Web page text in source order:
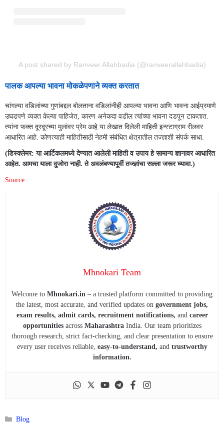
A post shared by Ranveer Allahbadia (@ranveerallahbadia)
पालक आपल्या भावना मोकळेपणाने व्यक्त करतात
चांगल्या वडिलांच्या गुणांबद्दल बोलताना वडिलांनीही आपल्या भावना आणि भावना आईप्रमाणे
उघडपणे व्यक्त केल्या पाहिजेत, कारण अनेकदा वडील त्यांच्या भावना दडपून टाकतात.
त्यांना फक्त दूरदूरच्या मुलांवर प्रेम आहे.या लेखात दिलेली माहिती इन्स्टाग्राम रीलवर
आधारित आहे. कोणत्याही माहितीसाठी नेहमी संबंधित क्षेत्रातील तज्ज्ञाशी संपर्क साधा.
(डिस्क्लेमर: या आर्टिकलमध्ये देण्यात आलेली माहिती व उपाय हे सामान्य ज्ञानावर आधारित
आहेत. आमचा याला दुजोरा नाही. ते अवलंबण्यापूर्वी तज्ज्ञांचा सल्ला जरूर घ्यावा.)
Source
Mhnokari Team
Welcome to Mhnokari.in – a trusted platform committed to providing
the latest, most accurate, and verified updates on government jobs,
exam results, admit cards, recruitment notifications, and career
opportunitiesacross MaharashtraIndia. Our team prioritizes
thorough research, strict fact-checking, and clear presentation to ensure
every user receives reliable, easy-to-understand, andtrustworthy
information.
Categories
Blog